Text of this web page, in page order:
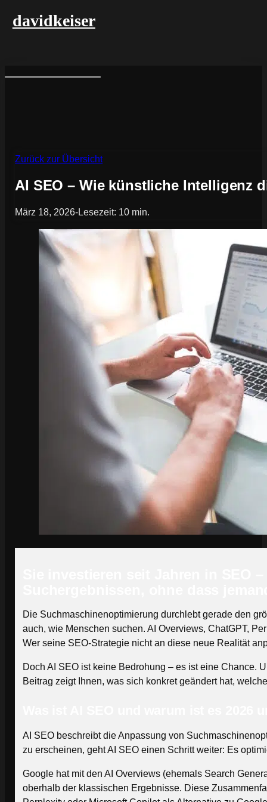
davidkeiser
Zurück zur Übersicht
AI SEO – Wie künstliche Intelligenz
März 18, 2026-Lesezeit: 10 min.
Die Suchmaschinenoptimierung durchlebt gerade den
auch, wie Menschen suchen. AI Overviews, ChatGPT,
Wer seine SEO-Strategie nicht an diese neue Realität
Doch AI SEO ist keine Bedrohung – es ist eine Chance.
Beitrag zeigt Ihnen, was sich konkret geändert hat,
AI SEO beschreibt die Anpassung von
zu erscheinen, geht AI SEO einen Schritt weiter: Es
Google hat mit den AI Overviews (ehemals Search
oberhalb der klassischen Ergebnisse. Diese